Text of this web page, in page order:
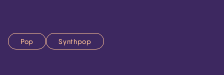
Pop Synthpop